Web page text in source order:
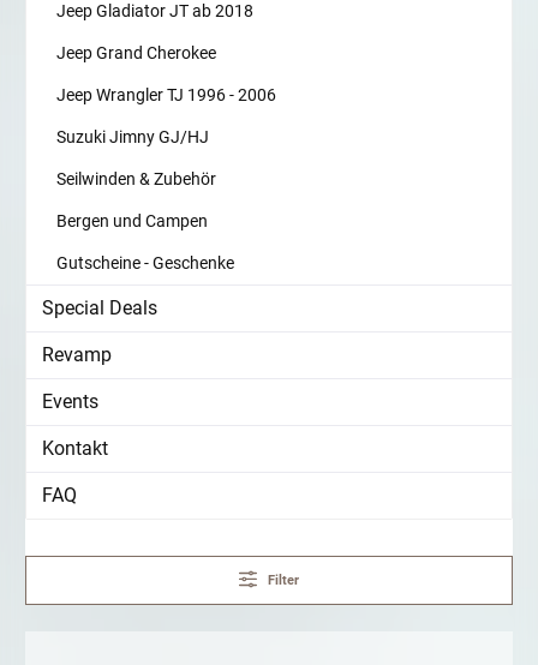
Jeep Gladiator JT ab 2018
Jeep Grand Cherokee
Jeep Wrangler TJ 1996 - 2006
Suzuki Jimny GJ/HJ
Seilwinden & Zubehör
Bergen und Campen
Gutscheine - Geschenke
Special Deals
Revamp
Events
Kontakt
FAQ
Filter